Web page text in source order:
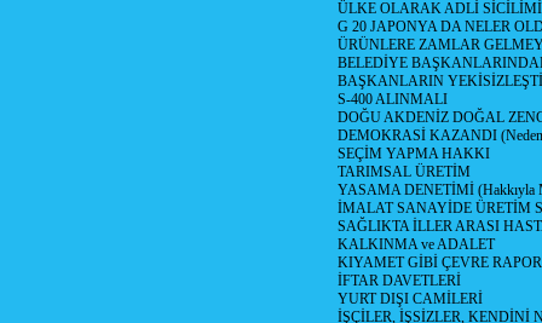
ÜLKE OLARAK ADLİ
G 20 JAPONYA DA NELER
ÜRÜNLERE ZAMLAR
BELEDİYE
BAŞKANLARIN
S-400 ALINMALI
DOĞU AKDENİZ DOĞAL
DEMOKRASİ KAZANDI (Neden
SEÇİM YAPMA HAKKI
TARIMSAL ÜRETİM
YASAMA DENETİMİ (Hakkıyla
İMALAT SANAYİDE ÜRETİM
SAĞLIKTA İLLER ARASI
KALKINMA ve ADALET
KIYAMET GİBİ ÇEVRE
İFTAR DAVETLERİ
YURT DIŞI CAMİLERİ
İŞÇİLER, İŞSİZLER, KENDİNİ